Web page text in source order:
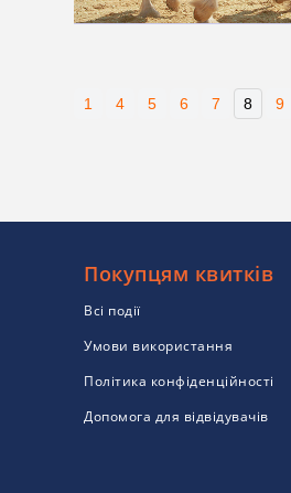
1 4 5 6 7 8 9
Покупцям квитків
Всі події
Умови використання
Політика конфіденційності
Допомога для відвідувачів